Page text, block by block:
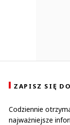
ZAPISZ SIĘ
Codziennie
najważniejsze